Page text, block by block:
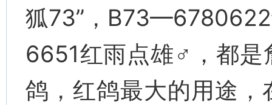
狐73”，B73—6780622
6651红雨点雄♂，都是
鸽，红鸽最大的用途